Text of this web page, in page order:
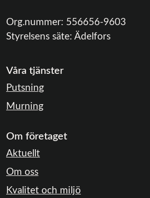
Org.nummer: 556656-9603
Styrelsens säte: Ädelfors
Våra tjänster
Putsning
Murning
Om företaget
Aktuellt
Om oss
Kvalitet och miljö